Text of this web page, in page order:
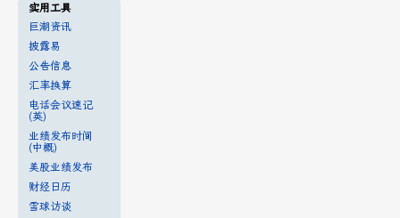
实用工具
巨潮资讯
披露易
公告信息
汇率换算
电话会议速记
(英)
业绩发布时间
(中概)
美股业绩发布
财经日历
雪球访谈